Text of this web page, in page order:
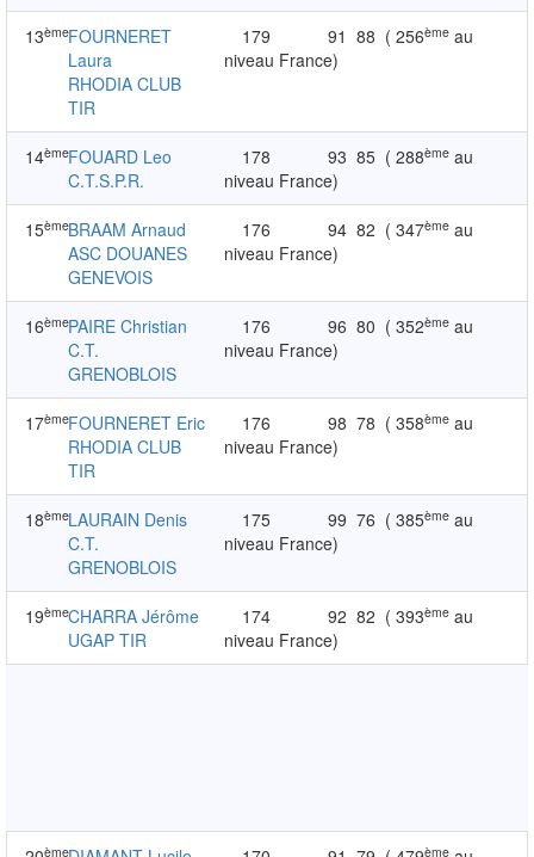
13èmeFOURNERET
Laura
RHODIA CLUB
TIR
179 91 88 ( 256ème au
niveau France)
14èmeFOUARD Leo
C.T.S.P.R.
178 93 85 ( 288ème au
niveau France)
15èmeBRAAM Arnaud
ASC DOUANES
GENEVOIS
176 94 82 ( 347ème au
niveau France)
16èmePAIRE Christian
C.T.
GRENOBLOIS
176 96 80 ( 352ème au
niveau France)
17èmeFOURNERET Eric
RHODIA CLUB
TIR
176 98 78 ( 358ème au
niveau France)
18èmeLAURAIN Denis
C.T.
GRENOBLOIS
175 99 76 ( 385ème au
niveau France)
19èmeCHARRA Jérôme
UGAP TIR
174 92 82 ( 393ème au
niveau France)
ème ème